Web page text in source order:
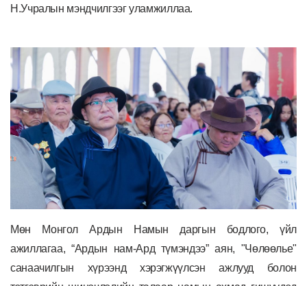
Н.Учралын мэндчилгээг уламжиллаа.
Мөн Монгол Ардын Намын даргын бодлого, үйл
ажиллагаа, “Ардын нам-Ард түмэндээ” аян, "Чөлөөлье"
санаачилгын хүрээнд хэрэгжүүлсэн ажлууд болон